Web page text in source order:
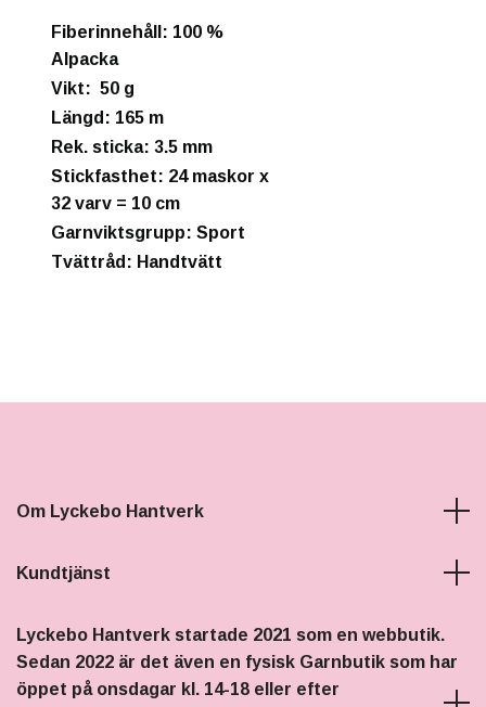
Fiberinnehåll : 100 %
Alpacka
Vikt: 50 g
Längd : 165 m
Rek. sticka: 3.5 mm
Stickfasthet: 24 maskor x
32 varv = 10 cm
Garnviktsgrupp: Sport
Tvättråd: Handtvätt
Om Lyckebo Hantverk
Kundtjänst
Lyckebo Hantverk startade 2021 som en webbutik.
Sedan 2022 är det även en fysisk Garnbutik som har
öppet på onsdagar kl. 14-18 eller efter